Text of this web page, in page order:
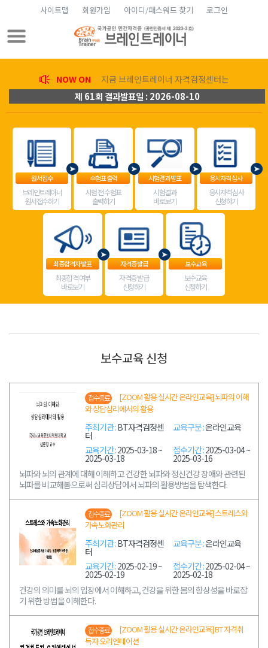
사이트맵 회원가입 아이디/패스워드 찾기 로그인
NOW ON 지금 브레인트레이너 자격검정센터는
제 61회 결과발표일 : 2026-08-10
원서접수
브레인트레이너
원서접수하기
수험표 출력
시험 전 수험표
출력하기
시험결과 발표
시험결과
바로보기
응시자격 심사
응시자격 심사
신청하기
최종합격자 발표
최종합격 여부
바로보기
자격증 발급
자격증 발급
신청하기
보수교육
보수교육
신청하기
보수교육 신청
접수종료
[ZOOM 활용 실시간 온라인교육] 뇌파의 이해
와 상담심리에서의 활용
주최기관 :BT자격검정센
터
교육구분 :온라인교육
교육기간 :2025-03-18 ~
2025-03-18
접수기간 :2025-03-04 ~
2025-03-16
뇌파와 뇌의 관계에 대해 이해하고 건강한 뇌파와 정신건강 장애와 관련된
뇌파를 비교해봄으로써 심리상담에서 뇌파의 활용방법을 탐색한다.
접수종료
[ZOOM 활용 실시간 온라인교육] 스트레스와
가속노화관리
주최기관 :BT자격검정센
터
교육구분 :온라인교육
교육기간 :2025-02-19 ~
2025-02-19
접수기간 :2025-02-04 ~
2025-02-18
건강의 의미를 뇌의 입장에서 이해하고, 건강을 위한 몸의 항상성을 바로잡
기 위한 방법을 이해한다.
접수종료
[ZOOM 활용 실시간 온라인교육] BT 자격취
득자 오리엔테이션